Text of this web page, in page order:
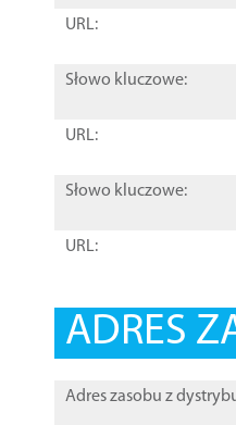
URL:
Słowo kluczowe:
URL:
Słowo kluczowe:
URL:
ADRES
Adres zasobu z